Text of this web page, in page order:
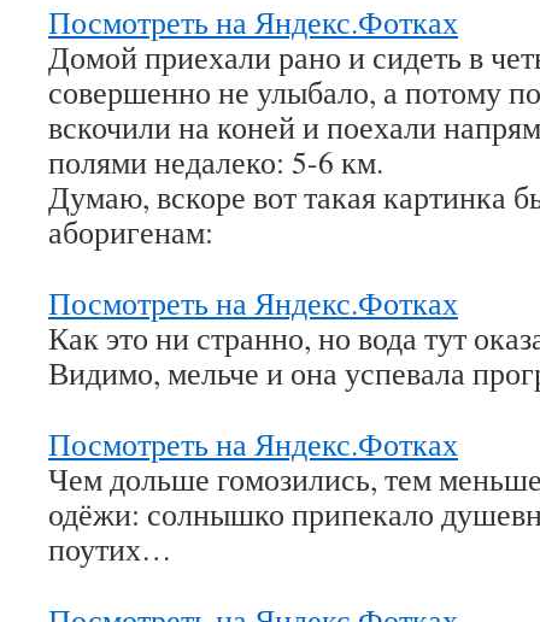
Посмотреть на Яндекс.Фотках
Домой приехали рано и сидеть в
совершенно не улыбало, а потому
вскочили на коней и поехали
полями недалеко: 5-6 км.
Думаю, вскоре вот такая картинка
аборигенам:
Посмотреть на Яндекс.Фотках
Как это ни странно, но вода тут
Видимо, мельче и она успевала
Посмотреть на Яндекс.Фотках
Чем дольше гомозились, тем
одёжи: солнышко припекало
поутих…